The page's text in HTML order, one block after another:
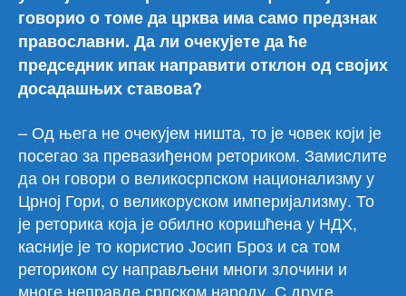
говорио о томе да црква има само предзнак
православни. Да ли очекујете да ће
председник ипак направити отклон од својих
досадашњих ставова?
– Од њега не очекујем ништа, то је човек који је
посегао за превазиђеном реториком. Замислите
да он говори о великосрпском национализму у
Црној Гори, о великоруском империјализму. То
је реторика која је обилно коришћена у НДХ,
касније је то користио Јосип Броз и са том
реториком су направљени многи злочини и
многе неправде српском народу. С друге